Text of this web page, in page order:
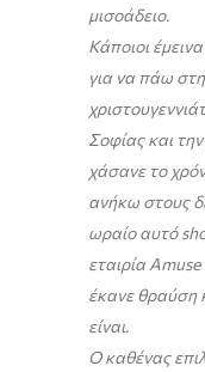
μισοάδειο.
Κάποιοι
για να πάω
Σοφίας και
χάσανε το
ανήκω στους
ωραίο αυτό
εταιρία
έκανε θραύση
είναι.
Ο καθένας